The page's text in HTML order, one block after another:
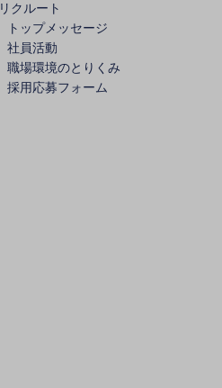
リクルート
トップメッセージ
社員活動
職場環境のとりくみ
採用応募フォーム